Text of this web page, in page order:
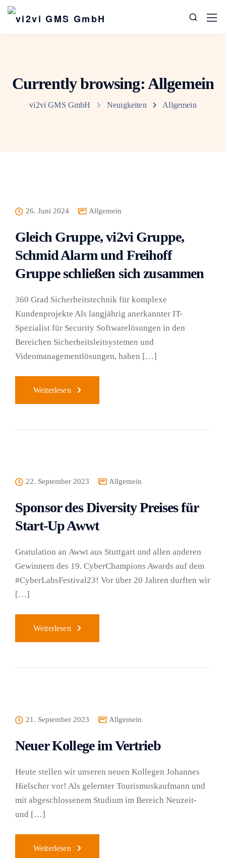
Currently browsing: Allgemein
vi2vi GMS GmbH Neuigkeiten Allgemein
26. Juni 2024 Allgemein
Gleich Gruppe, vi2vi Gruppe,
Schmid Alarm und Freihoff
Gruppe schließen sich zusammen
360 Grad Sicherheitstechnik für komplexe
Kundenprojekte Als langjährig anerkannter IT-
Spezialist für Security Softwarelösungen in den
Bereichen Sicherheitsleitsystemen und
Videomanagementlösungen, haben […]
Weiterlesen
22. September 2023 Allgemein
Sponsor des Diversity Preises für
Start-Up Awwt
Gratulation an Awwt aus Stuttgart und allen anderen
Gewinnern des 19. CyberChampions Awards auf dem
#CyberLabsFestival23! Vor über 20 Jahren durften wir
[…]
Weiterlesen
21. September 2023 Allgemein
Neuer Kollege im Vertrieb
Heute stellen wir unseren neuen Kollegen Johannes
Hielscher vor! Als gelernter Tourismuskaufmann und
mit abgeschlossenem Studium im Bereich Neuzeit-
und […]
Weiterlesen